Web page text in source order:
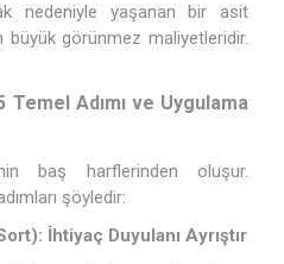
nedeniyle yaşanan bir asit
büyük görünmez maliyetleridir.
Adımı ve Uygulama
baş harflerinden oluşur.
şöyledir:
İhtiyaç Duyulanı Ayrıştır